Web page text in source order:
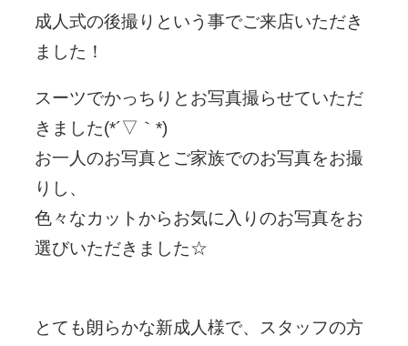
成人式の後撮りという事でご来店いただき
ました！
スーツでかっちりとお写真撮らせていただ
きました(*´▽｀*)
お一人のお写真とご家族でのお写真をお撮
りし、
色々なカットからお気に入りのお写真をお
選びいただきました☆
とても朗らかな新成人様で、スタッフの方